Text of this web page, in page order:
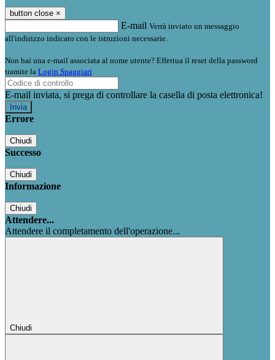
button close ×
E-mail Verrà inviato un messaggio
all'indirizzo indicato con le istruzioni necessarie.
Non hai una e-mail associata al nome utente? Effettua il reset della password
tramite la Login Spaggiari
E-mail inviata, si prega di controllare la casella di posta elettronica!
Errore
Chiudi
Successo
Chiudi
Informazione
Chiudi
Attendere...
Attendere il completamento dell'operazione...
Chiudi